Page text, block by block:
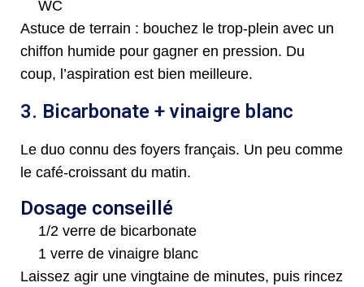
WC
Astuce de terrain : bouchez le trop-plein avec un
chiffon humide pour gagner en pression. Du
coup, l’aspiration est bien meilleure.
3. Bicarbonate + vinaigre blanc
Le duo connu des foyers français. Un peu comme
le café-croissant du matin.
Dosage conseillé
1/2 verre de bicarbonate
1 verre de vinaigre blanc
Laissez agir une vingtaine de minutes, puis rincez